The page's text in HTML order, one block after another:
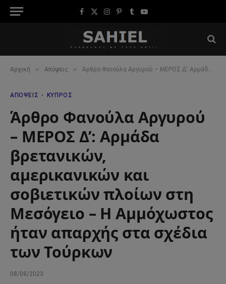
Facebook
X
Instagram
Pinterest
TumblrYouTube
Αρχική » Απόψεις » Άρθρο Φανούλα Αργυρού – ΜΕΡΟΣ Δ’: Αρμάδα βρετανικών, αμερικανικών και σοβιετικών πλοίων στη Μεσόγειο – Η Αμμόχωστος ήταν απαρχής στα σχέδια των Τούρκων
ΑΠΌΨΕΙΣ ΚΎΠΡΟΣ
Άρθρο Φανούλα Αργυρού
– ΜΕΡΟΣ Δ’: Αρμάδα
βρετανικών,
αμερικανικών και
σοβιετικών πλοίων στη
Μεσόγειο – Η Αμμόχωστος
ήταν απαρχής στα σχέδια
των Τούρκων
08/08/2023